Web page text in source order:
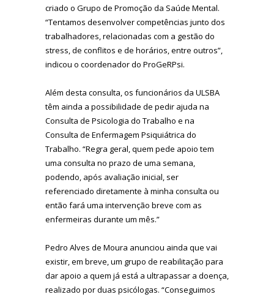
criado o Grupo de Promoção da Saúde Mental.
“Tentamos desenvolver competências junto dos
trabalhadores, relacionadas com a gestão do
stress, de conflitos e de horários, entre outros”,
indicou o coordenador do ProGeRPsi.
Além desta consulta, os funcionários da ULSBA
têm ainda a possibilidade de pedir ajuda na
Consulta de Psicologia do Trabalho e na
Consulta de Enfermagem Psiquiátrica do
Trabalho. “Regra geral, quem pede apoio tem
uma consulta no prazo de uma semana,
podendo, após avaliação inicial, ser
referenciado diretamente à minha consulta ou
então fará uma intervenção breve com as
enfermeiras durante um mês.”
Pedro Alves de Moura anunciou ainda que vai
existir, em breve, um grupo de reabilitação para
dar apoio a quem já está a ultrapassar a doença,
realizado por duas psicólogas. “Conseguimos